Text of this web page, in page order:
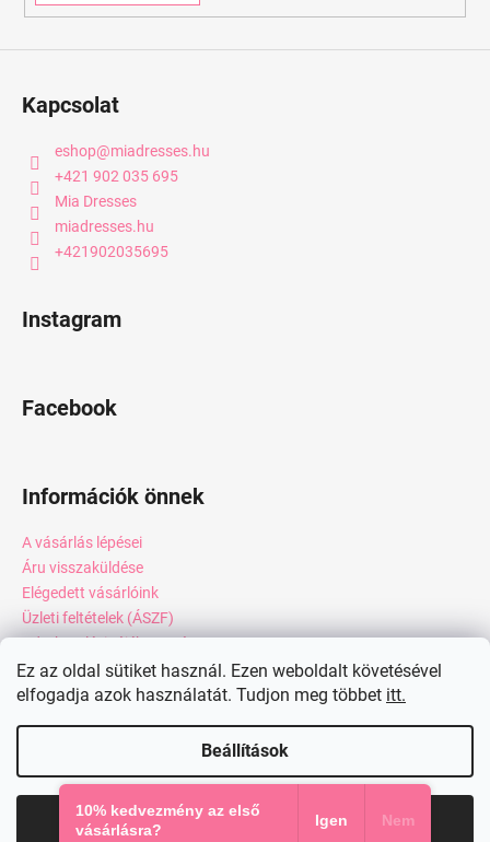
Ez az oldal sütiket használ. Ezen weboldalt követésével
elfogadja azok használatát. Tudjon meg többet itt.
Beállítások
Elfogadom
Kapcsolat
eshop@miadresses.hu
+421 902 035 695
Mia Dresses
miadresses.hu
+421902035695
Instagram
Facebook
Információk önnek
A vásárlás lépései
Áru visszaküldése
Elégedett vásárlóink
Üzleti feltételek (ÁSZF)
Adatkezelési tájékoztató
Webáruház értékelése
Kapcsolat
Shoptet készítette
Copyright 2026miadresses.hu . Minden jog fenntartva.
10% kedvezmény az első
vásárlásra?
Igen Nem